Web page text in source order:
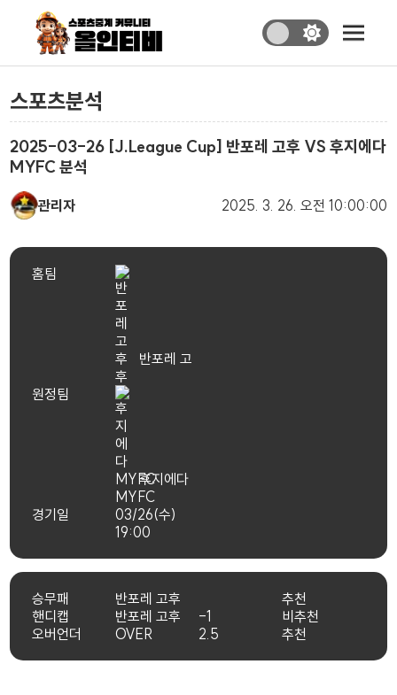
스포츠분석
2025-03-26 [J.League Cup] 반포레 고후 VS 후지에다
MYFC 분석
관리자 2025. 3. 26. 오전 10:00:00
홈팀
반포레 고
후
원정팀
후지에다
MYFC
경기일
03/26(수)
19:00
승무패 반포레 고후
추천
핸디캡
반포레 고후 -1
비추천
오버언더
OVER 2.5 추천